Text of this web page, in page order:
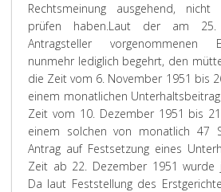
Rechtsmeinung ausgehend,
prüfen haben.Laut der am 25.
Antragsteller vorgenommenen
nunmehr lediglich begehrt, den
die Zeit vom 6. November 1951 bis
einem monatlichen
Zeit vom 10. Dezember 1951 bis
einem solchen von monatlich 47
Antrag auf Festsetzung eines
Zeit ab 22. Dezember 1951 wurde
Da laut Feststellung des